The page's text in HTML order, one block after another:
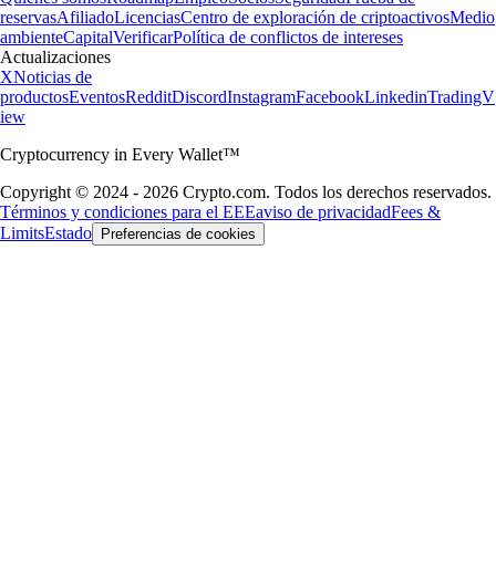
reservasAfiliadoLicenciasCentro de exploración de criptoactivosMedio
ambienteCapitalVerificarPolítica de conflictos de intereses
Actualizaciones
XNoticias de
productosEventosRedditDiscordInstagramFacebookLinkedinTradingV
iew
Cryptocurrency in Every Wallet™
Copyright © 2024 - 2026 Crypto.com. Todos los derechos reservados.
Términos y condiciones para el EEEaviso de privacidadFees &
LimitsEstado Preferencias de cookies